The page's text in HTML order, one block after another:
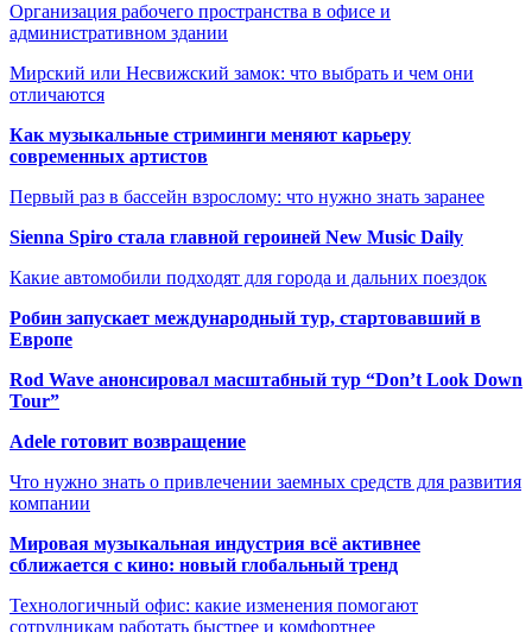
Организация рабочего пространства в офисе и
административном здании
Мирский или Несвижский замок: что выбрать и чем они
отличаются
Как музыкальные стриминги меняют карьеру
современных артистов
Первый раз в бассейн взрослому: что нужно знать заранее
Sienna Spiro стала главной героиней New Music Daily
Какие автомобили подходят для города и дальних поездок
Робин запускает международный тур, стартовавший в
Европе
Rod Wave анонсировал масштабный тур “Don’t Look Down
Tour”
Adele готовит возвращение
Что нужно знать о привлечении заемных средств для развития
компании
Мировая музыкальная индустрия всё активнее
сближается с кино: новый глобальный тренд
Технологичный офис: какие изменения помогают
сотрудникам работать быстрее и комфортнее